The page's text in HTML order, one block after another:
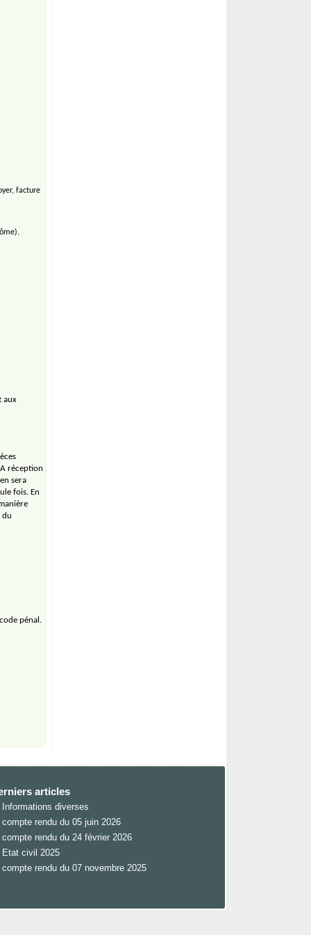
facture
aux
réception
sera
fois. En
du
pénal.
articles
Informations diverses
compte rendu du 05 juin 2026
compte rendu du 24 février 2026
Etat civil 2025
compte rendu du 07 novembre 2025